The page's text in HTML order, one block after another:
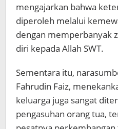
mengajarkan bahwa
diperoleh melalui
dengan memperbanyak
diri kepada Allah SWT.
Sementara itu,
Fahrudin Faiz,
keluarga juga sangat
pengasuhan orang tua,